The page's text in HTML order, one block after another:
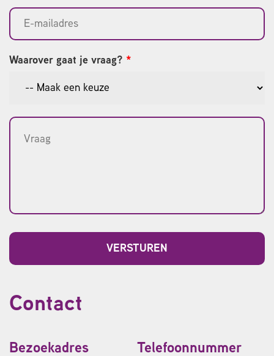
Waarover gaat je vraag? *
Contact
Bezoekadres Telefoonnummer